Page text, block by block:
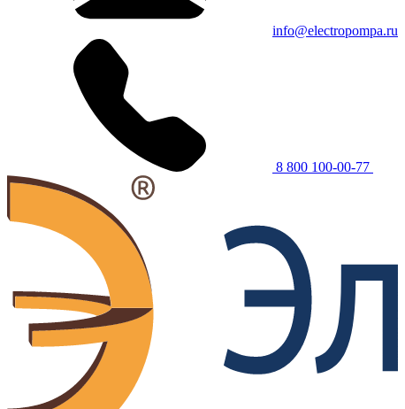
info@electropompa.ru
8 800 100-00-77